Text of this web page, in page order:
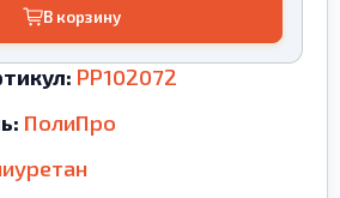
В корзину
PP102072
ПолиПро